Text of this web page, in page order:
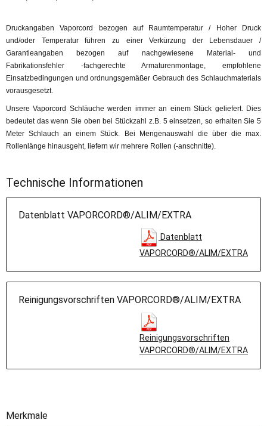
Druckangaben Vaporcord bezogen auf Raumtemperatur / Hoher Druck
und/oder Temperatur führen zu einer Verkürzung der Lebensdauer /
Garantieangaben bezogen auf nachgewiesene Material- und
Fabrikationsfehler -fachgerechte Armaturenmontage, empfohlene
Einsatzbedingungen und ordnungsgemäßer Gebrauch des Schlauchmaterials
vorausgesetzt.
Unsere Vaporcord Schläuche werden immer an einem Stück geliefert. Dies
bedeutet das wenn Sie oben bei Stückzahl z.B. 5 einsetzen, so erhalten Sie 5
Meter Schlauch an einem Stück. Bei Mengenauswahl die über die max.
Rollenlänge hinausgeht, liefern wir mehrere Rollen (-anschnitte).
Technische Informationen
Datenblatt VAPORCORD®/ALIM/EXTRA
Datenblatt
VAPORCORD®/ALIM/EXTRA
Reinigungsvorschriften VAPORCORD®/ALIM/EXTRA
Reinigungsvorschriften
VAPORCORD®/ALIM/EXTRA
Merkmale